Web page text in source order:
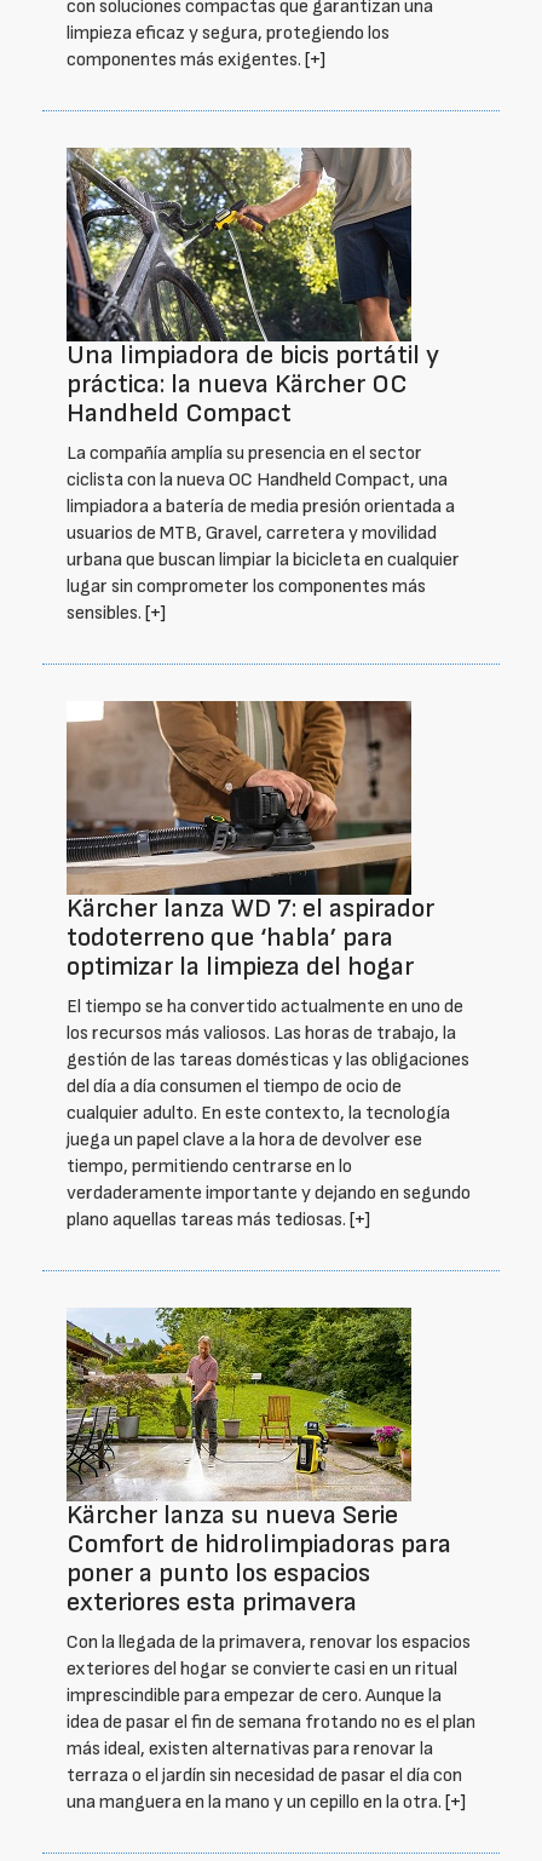
con soluciones compactas que garantizan una
limpieza eficaz y segura, protegiendo los
componentes más exigentes. [+]
Una limpiadora de bicis portátil y
práctica: la nueva Kärcher OC
Handheld Compact
La compañía amplía su presencia en el sector
ciclista con la nueva OC Handheld Compact, una
limpiadora a batería de media presión orientada a
usuarios de MTB, Gravel, carretera y movilidad
urbana que buscan limpiar la bicicleta en cualquier
lugar sin comprometer los componentes más
sensibles. [+]
Kärcher lanza WD 7: el aspirador
todoterreno que ‘habla’ para
optimizar la limpieza del hogar
El tiempo se ha convertido actualmente en uno de
los recursos más valiosos. Las horas de trabajo, la
gestión de las tareas domésticas y las obligaciones
del día a día consumen el tiempo de ocio de
cualquier adulto. En este contexto, la tecnología
juega un papel clave a la hora de devolver ese
tiempo, permitiendo centrarse en lo
verdaderamente importante y dejando en segundo
plano aquellas tareas más tediosas. [+]
Kärcher lanza su nueva Serie
Comfort de hidrolimpiadoras para
poner a punto los espacios
exteriores esta primavera
Con la llegada de la primavera, renovar los espacios
exteriores del hogar se convierte casi en un ritual
imprescindible para empezar de cero. Aunque la
idea de pasar el fin de semana frotando no es el plan
más ideal, existen alternativas para renovar la
terraza o el jardín sin necesidad de pasar el día con
una manguera en la mano y un cepillo en la otra. [+]